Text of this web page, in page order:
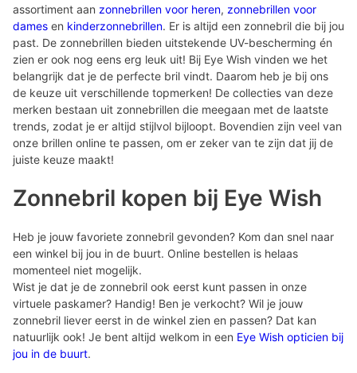
assortiment aan zonnebrillen voor heren, zonnebrillen voor
dames en kinderzonnebrillen. Er is altijd een zonnebril die bij jou
past. De zonnebrillen bieden uitstekende UV-bescherming én
zien er ook nog eens erg leuk uit! Bij Eye Wish vinden we het
belangrijk dat je de perfecte bril vindt. Daarom heb je bij ons
de keuze uit verschillende topmerken! De collecties van deze
merken bestaan uit zonnebrillen die meegaan met de laatste
trends, zodat je er altijd stijlvol bijloopt. Bovendien zijn veel van
onze brillen online te passen, om er zeker van te zijn dat jij de
juiste keuze maakt!
Zonnebril kopen bij Eye Wish
Heb je jouw favoriete zonnebril gevonden? Kom dan snel naar
een winkel bij jou in de buurt. Online bestellen is helaas
momenteel niet mogelijk.
Wist je dat je de zonnebril ook eerst kunt passen in onze
virtuele paskamer? Handig! Ben je verkocht? Wil je jouw
zonnebril liever eerst in de winkel zien en passen? Dat kan
natuurlijk ook! Je bent altijd welkom in een Eye Wish opticien bij
jou in de buurt.